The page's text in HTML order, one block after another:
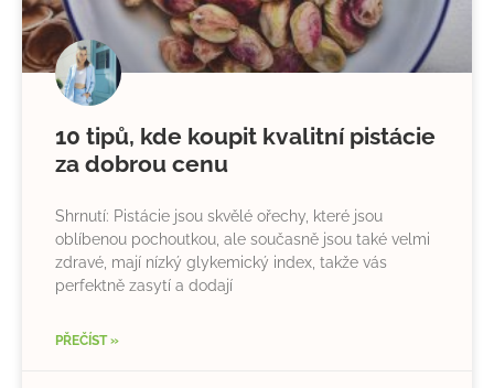
10 tipů, kde koupit kvalitní pistácie
za dobrou cenu
Shrnutí: Pistácie jsou skvělé ořechy, které jsou
oblíbenou pochoutkou, ale současně jsou také velmi
zdravé, mají nízký glykemický index, takže vás
perfektně zasytí a dodají
PŘEČÍST »